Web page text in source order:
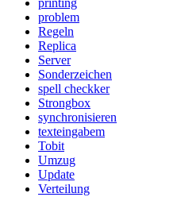
printing
problem
Regeln
Replica
Server
Sonderzeichen
spell checkker
Strongbox
synchronisieren
texteingabem
Tobit
Umzug
Update
Verteilung